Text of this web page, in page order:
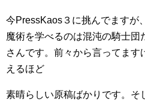
今PressKaos３に挑んでますが
魔術を学べるのは混沌の騎士団
さんです。前々から言ってます
えるほど
素晴らしい原稿ばかりです。そ